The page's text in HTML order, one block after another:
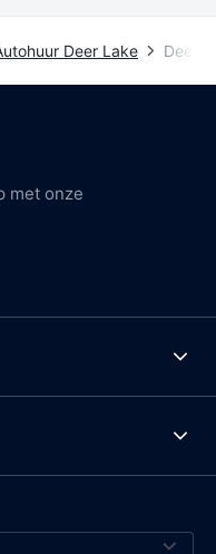
Deer Lake Deer
met onze